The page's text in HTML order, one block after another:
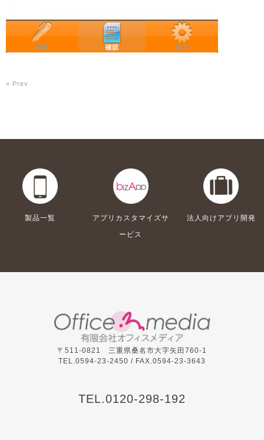
« Prev
製品一覧
アプリカスタマイズサ
ービス
法人向けアプリ開発
〒511-0821 三重県桑名市大字矢田760-1
TEL.0594-23-2450 / FAX.0594-23-3643
TEL.0120-298-192